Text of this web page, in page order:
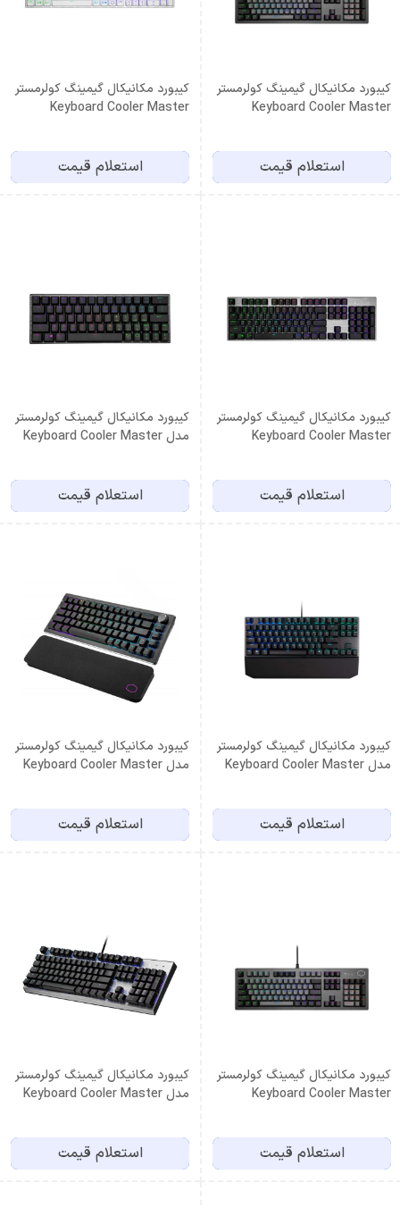
کیبورد مکانیکال گیمینگ کولرمستر
Keyboard Cooler Master
استعلام قیمت
کیبورد مکانیکال گیمینگ کولرمستر
Keyboard Cooler Master
استعلام قیمت
کیبورد مکانیکال گیمینگ کولرمستر
Keyboard Cooler Master
استعلام قیمت
کیبورد مکانیکال گیمینگ کولرمستر
مدل Keyboard Cooler Master
استعلام قیمت
کیبورد مکانیکال گیمینگ کولرمستر
مدل Keyboard Cooler Master
استعلام قیمت
کیبورد مکانیکال گیمینگ کولرمستر
مدل Keyboard Cooler Master
استعلام قیمت
کیبورد مکانیکال گیمینگ کولرمستر
Keyboard Cooler Master
استعلام قیمت
کیبورد مکانیکال گیمینگ کولرمستر
مدل Keyboard Cooler Master
استعلام قیمت